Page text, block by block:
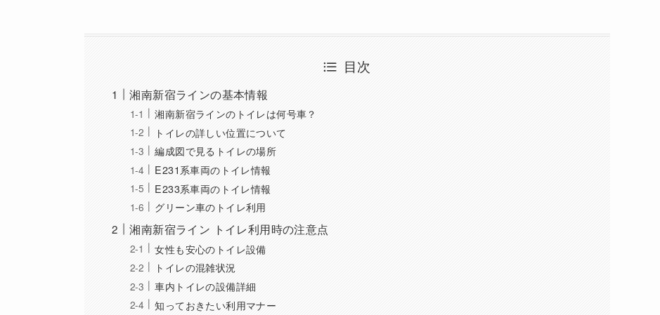
目次
湘南新宿ラインの基本情報
湘南新宿ラインのトイレは何号車？
トイレの詳しい位置について
編成図で見るトイレの場所
E231系車両のトイレ情報
E233系車両のトイレ情報
グリーン車のトイレ利用
湘南新宿ライン トイレ利用時の注意点
女性も安心のトイレ設備
トイレの混雑状況
車内トイレの設備詳細
知っておきたい利用マナー